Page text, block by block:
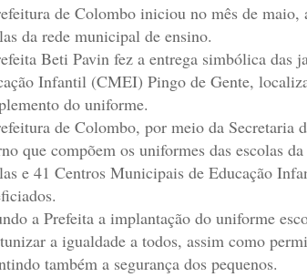
de Colombo iniciou no mês de maio,
da rede municipal de ensino.
Beti Pavin fez a entrega simbólica das
Infantil (CMEI) Pingo de Gente,
do uniforme.
de Colombo, por meio da Secretaria
que compõem os uniformes das escolas
e 41 Centros Municipais de Educação
a Prefeita a implantação do uniforme
a igualdade a todos, assim como
também a segurança dos pequenos.